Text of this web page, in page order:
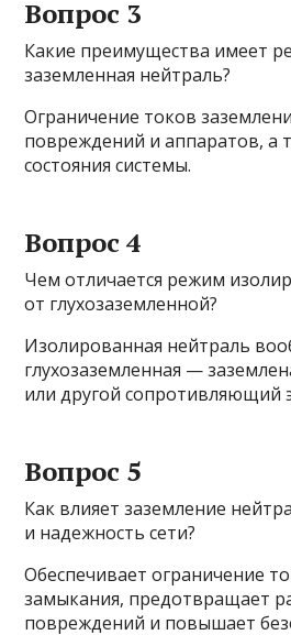
Вопрос 3
Какие преимущества имеет
заземленная нейтраль?
Ограничение токов
повреждений и аппаратов, а
состояния системы.
Вопрос 4
Чем отличается режим
от глухозаземленной?
Изолированная нейтраль
глухозаземленная —
или другой сопротивляющий
Вопрос 5
Как влияет заземление
и надежность сети?
Обеспечивает ограничение
замыкания, предотвращает
повреждений и повышает